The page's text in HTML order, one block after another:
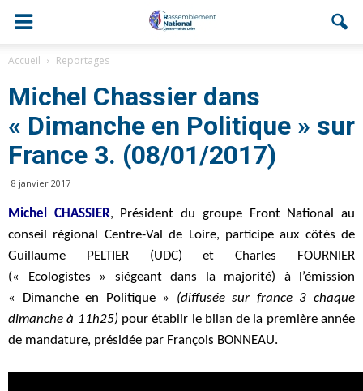
Accueil Reportages
Michel Chassier dans
« Dimanche en Politique » sur
France 3. (08/01/2017)
8 janvier 2017
Michel CHASSIER, Président du groupe Front National au
conseil régional Centre-Val de Loire, participe aux côtés de
Guillaume PELTIER (UDC) et Charles FOURNIER
(« Ecologistes » siégeant dans la majorité) à l’émission
« Dimanche en Politique » (diffusée sur france 3 chaque
dimanche à 11h25) pour établir le bilan de la première année
de mandature, présidée par François BONNEAU.